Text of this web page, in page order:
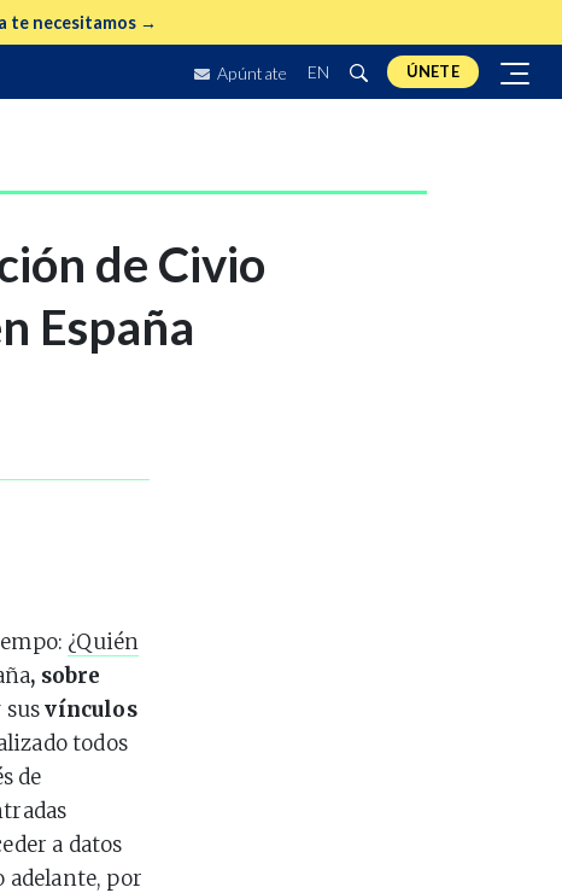
te necesitamos →
Apúntate EN ÚNETE
de Civio
España
¿Quién
, sobre
susvínculos
todos
de
a datos
adelante, por